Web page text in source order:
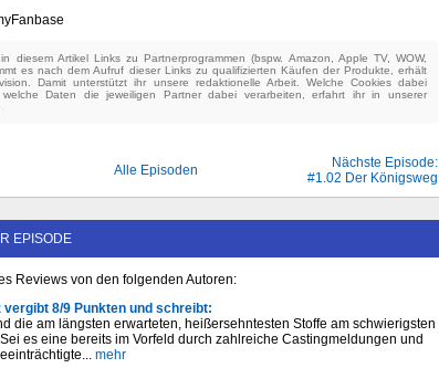
diesem Artikel Links zu Partnerprogrammen (bspw. Amazon, Apple TV, WOW,
es nach dem Aufruf dieser Links zu qualifizierten Käufen der Produkte, erhält
Damit unterstützt ihr unsere redaktionelle Arbeit. Welche Cookies dabei
Daten die jeweiligen Partner dabei verarbeiten, erfahrt ihr in unserer
Alle Episoden
Nächste Episode:
#1.02 Der Königsweg
EPISODE
Reviews von den folgenden Autoren:
vergibt 8/9 Punkten und schreibt:
die am längsten erwarteten, heißersehntesten Stoffe am schwierigsten
es eine bereits im Vorfeld durch zahlreiche Castingmeldungen und
mehr